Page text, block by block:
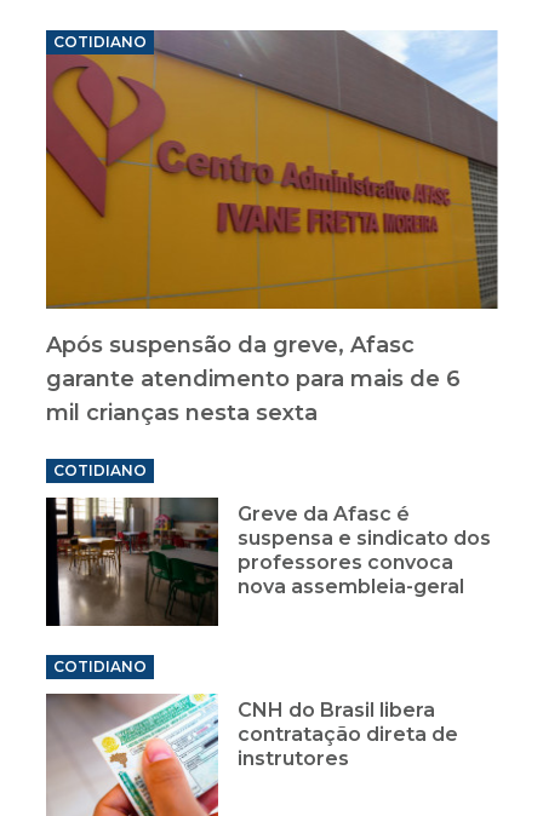
COTIDIANO
Após suspensão da greve, Afasc
garante atendimento para mais de 6
mil crianças nesta sexta
COTIDIANO
Greve da Afasc é
suspensa e sindicato dos
professores convoca
nova assembleia-geral
COTIDIANO
CNH do Brasil libera
contratação direta de
instrutores